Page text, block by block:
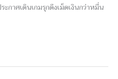
กาศเดินเกมรุกดึงเม็ดเงินกว่าหมื่น